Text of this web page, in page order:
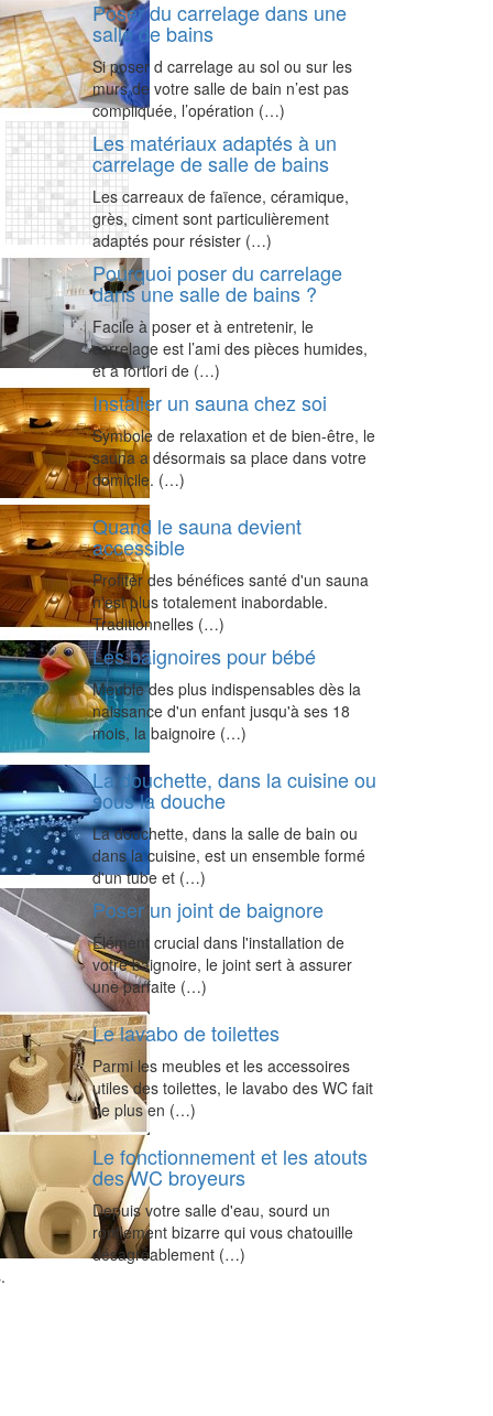
Poser du carrelage dans une
salle de bains
Si poser d carrelage au sol ou sur les
murs de votre salle de bain n’est pas
compliquée, l’opération (…)
Les matériaux adaptés à un
carrelage de salle de bains
Les carreaux de faïence, céramique,
grès, ciment sont particulièrement
adaptés pour résister (…)
Pourquoi poser du carrelage
dans une salle de bains ?
Facile à poser et à entretenir, le
carrelage est l’ami des pièces humides,
et à fortiori de (…)
Installer un sauna chez soi
Symbole de relaxation et de bien-être, le
sauna a désormais sa place dans votre
domicile. (…)
Quand le sauna devient
accessible
Profiter des bénéfices santé d'un sauna
n'est plus totalement inabordable.
Traditionnelles (…)
Les baignoires pour bébé
Meuble des plus indispensables dès la
naissance d'un enfant jusqu'à ses 18
mois, la baignoire (…)
La douchette, dans la cuisine ou
sous la douche
La douchette, dans la salle de bain ou
dans la cuisine, est un ensemble formé
d'un tube et (…)
Poser un joint de baignore
Élément crucial dans l'installation de
votre baignoire, le joint sert à assurer
une parfaite (…)
Le lavabo de toilettes
Parmi les meubles et les accessoires
utiles des toilettes, le lavabo des WC fait
de plus en (…)
Le fonctionnement et les atouts
des WC broyeurs
Depuis votre salle d'eau, sourd un
ronflement bizarre qui vous chatouille
désagréablement (…)